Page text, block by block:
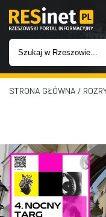
WIADOMOŚCI
IMPREZY
ROZRYWKA
STRONA GŁÓWNA /